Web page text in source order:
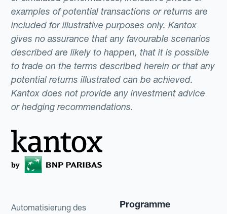
examples of potential transactions or returns are
included for illustrative purposes only. Kantox
gives no assurance that any favourable scenarios
described are likely to happen, that it is possible
to trade on the terms described herein or that any
potential returns illustrated can be achieved.
Kantox does not provide any investment advice
or hedging recommendations.
Automatisierung des
Programme